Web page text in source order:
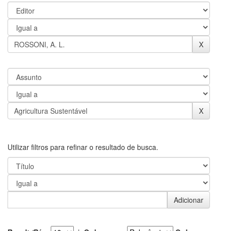
Utilizar filtros para refinar o resultado de busca.